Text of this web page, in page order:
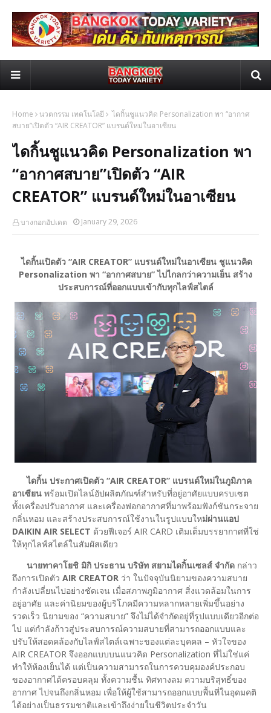
Home นวตกรรม เทคโนโลยี
ไดกิ้นชูแนวคิด Personalization พา “อากาศ
สบาย”เปิดตัว “AIR CREATOR” แบรนด์ใหม่ในอาเซียน
ไดกิ้นชูแนวคิด Personalization พา
“อากาศสบาย”เปิดตัว “AIR
CREATOR” แบรนด์ใหม่ในอาเซียน
บางกอกอัปเดต January 29, 2026
ไดกิ้นเปิดตัว “AIR CREATOR” แบรนด์ใหม่ในอาเซียน ชูแนวคิด
Personalization พา “อากาศสบาย” ไปไกลกว่าความเย็น สร้าง
ประสบการณ์ที่ออกแบบเข้ากับทุกไลฟ์สไตล์
ไดกิ้น ประกาศเปิดตัว “AIR CREATOR” แบรนด์ใหม่ในภูมิภาค
อาเซียน พร้อมเปิดไลน์อัปผลิตภัณฑ์สำหรับที่อยู่อาศัยแบบครบเซต
ทั้งเครื่องปรับอากาศ และเครื่องฟอกอากาศที่มาพร้อมฟังก์ชันกระจาย
กลิ่นหอม และสร้างประสบการณ์ใช้งานในรูปแบบใหม่ผ่านแอป
DAIKIN AIR SELECT ด้วยฟีเจอร์ AIR CARD เติมเต็มบรรยากาศที่ใช่
ให้ทุกไลฟ์สไตล์ในสัมผัสเดียว
นายทาคาโยชิ มิกิ ประธาน บริษัท สยามไดกิ้นเซลส์ จำกัด กล่าว
ถึงการเปิดตัว AIR CREATOR ว่า ในปัจจุบันนิยามของความสบาย
กำลังเปลี่ยนไปอย่างชัดเจน เมื่อสภาพภูมิอากาศ สิ่งแวดล้อมในการ
อยู่อาศัย และค่านิยมของผู้บริโภคมีความหลากหลายเพิ่มขึ้นอย่าง
รวดเร็ว นิยามของ “ความสบาย” จึงไม่ได้จำกัดอยู่ที่รูปแบบเดียวอีกต่อ
ไป แต่กำลังก้าวสู่ประสบการณ์ความสบายที่สามารถออกแบบและ
ปรับให้สอดคล้องกับไลฟ์สไตล์เฉพาะของแต่ละบุคคล – หัวใจของ
AIR CREATOR จึงออกแบบบนแนวคิด Personalization ที่ไม่ใช่แค่
ทำให้ห้องเย็นได้ แต่เป็นความสามารถในการควบคุมองค์ประกอบ
ของอากาศได้ครอบคลุม ทั้งความชื้น ทิศทางลม ความบริสุทธิ์ของ
อากาศ ไปจนถึงกลิ่นหอม เพื่อให้ผู้ใช้สามารถออกแบบพื้นที่ในอุดมคติ
ได้อย่างเป็นธรรมชาติและเข้าถึงง่ายในชีวิตประจำวัน